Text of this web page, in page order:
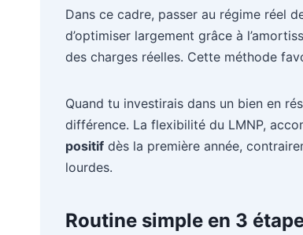
Dans ce cadre, passer au régime réel
d’optimiser largement grâce à
des charges réelles. Cette méthode
Quand tu investirais dans un bien en
différence. La flexibilité du LMNP,
positif dès la première année,
lourdes.
Routine simple en 3